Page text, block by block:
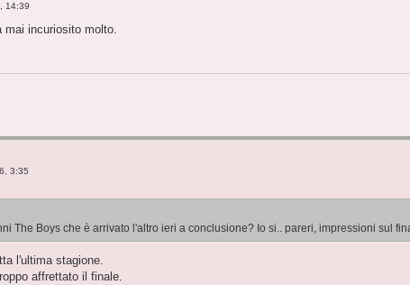
14:39
mai incuriosito molto.
3:35
The Boys che è arrivato l'altro ieri a conclusione? Io si.. pareri, impressioni sul
l'ultima stagione.
affrettato il finale.